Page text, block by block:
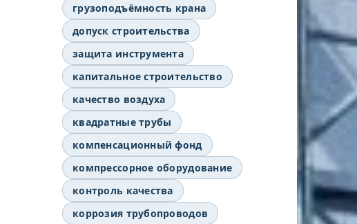
грузоподъёмность крана
допуск строительства
защита инструмента
капитальное строительство
качество воздуха
квадратные трубы
компенсационный фонд
компрессорное оборудование
контроль качества
коррозия трубопроводов